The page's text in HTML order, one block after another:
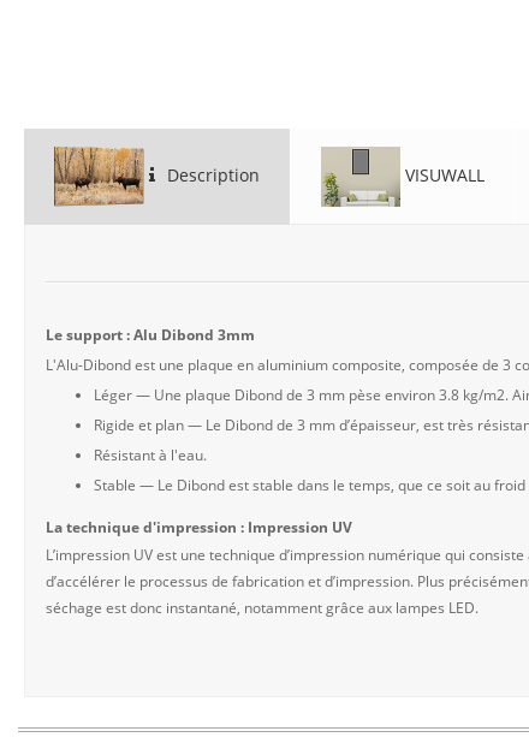
Description VISUWALL
Le support : Alu Dibond 3mm
L'Alu-Dibond est une plaque en aluminium composite, composée de 3
Léger — Une plaque Dibond de 3 mm pèse environ 3.8 kg/m2.
Rigide et plan — Le Dibond de 3 mm d’épaisseur, est très
Résistant à l'eau.
Stable — Le Dibond est stable dans le temps, que ce soit au
La technique d'impression : Impression UV
L’impression UV est une technique d’impression numérique qui
d’accélérer le processus de fabrication et d’impression. Plus
séchage est donc instantané, notamment grâce aux lampes LED.